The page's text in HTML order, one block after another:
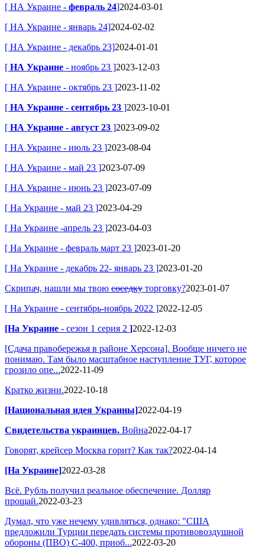
[ НА Украине - февраль 24]2024-03-01
[ НА Украине - январь 24]2024-02-02
[ НА Украине - декабрь 23]2024-01-01
[ НА Украине - ноябрь 23 ]2023-12-03
[ НА Украине - октябрь 23 ]2023-11-02
[ НА Украине - сентябрь 23 ]2023-10-01
[ НА Украине - август 23 ]2023-09-02
[ НА Украине - июль 23 ]2023-08-04
[ НА Украине - май 23 ]2023-07-09
[ НА Украине - июнь 23 ]2023-07-09
[ На Украине - май 23 ]2023-04-29
[ На Украине -апрель 23 ]2023-04-03
[ На Украине - февраль март 23 ]2023-01-20
[ На Украине - декабрь 22- январь 23 ]2023-01-20
Скрипач, нашли мы твою соседку торговку?2023-01-07
[ На Украине - сентябрь-ноябрь 2022 ]2022-12-05
[На Украине - сезон 1 серия 2 ]2022-12-03
[Сдача правобережья в районе Херсона]. Вообще ничего не
понимаю. Там было масштабное наступление ТУГ, которое
грозило опе...2022-11-09
Кратко жизни.2022-10-18
[Национальная идея Украины]2022-04-19
Свидетельства украинцев. Война2022-04-17
Говорят, крейсер Москва горит? Как так?2022-04-14
[На Украине]2022-03-28
Всё. Рубль получил реальное обеспечение. Долляр
прощай.2022-03-23
Думал, что уже нечему удивляться, однако: "США
предложили Турции передать системы противовоздушной
обороны (ПВО) С-400, приоб...2022-03-20